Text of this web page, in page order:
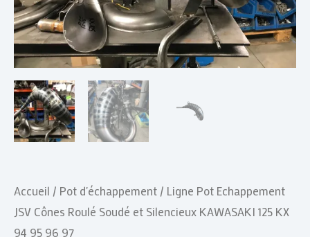
Accueil / Pot d'échappement / Ligne Pot Echappement
JSV Cônes Roulé Soudé et Silencieux KAWASAKI 125 KX
94 95 96 97
Roulé
Soudé
et
Silencieux
KAWASAKI
125
KX
96
97